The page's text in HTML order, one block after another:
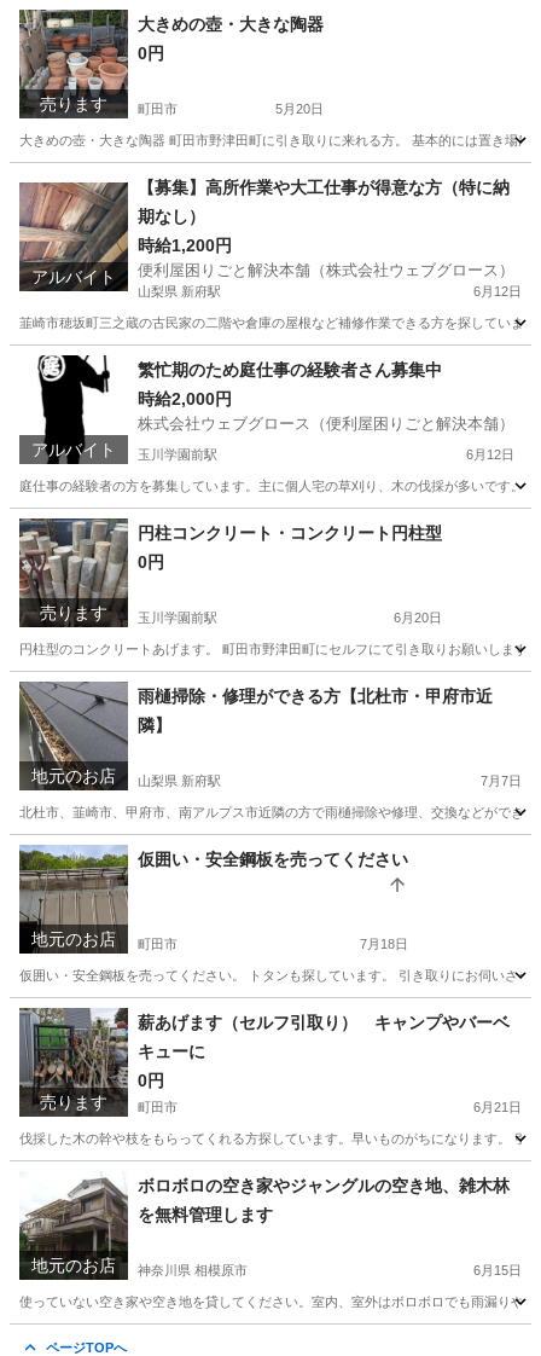
山梨 北杜市 その他 スポット
売ります
大きめの壺・大きな陶器
0円
町田市 5月20日
大きめの壺・大きな陶器 町田市野津田町に引き取りに来れる方。 基本的には置き場
その他 コンクリート
アルバイト
【募集】高所作業や大工仕事が得意な方（特に納
期なし）
時給1,200円
便利屋困りごと解決本舗（株式会社ウェブグロース）
山梨県 新府駅 6月12日
韮崎市穂坂町三之蔵の古民家の二階や倉庫の屋根など補修作業できる方を探していま
山梨 韮崎市 新府駅 その他 時給
アルバイト
繁忙期のため庭仕事の経験者さん募集中
時給2,000円
株式会社ウェブグロース（便利屋困りごと解決本舗）
玉川学園前駅 6月12日
庭仕事の経験者の方を募集しています。主に個人宅の草刈り、木の伐採が多いです。
東京 町田市 玉川学園前駅 その他 時給
売ります
円柱コンクリート・コンクリート円柱型
0円
玉川学園前駅 6月20日
円柱型のコンクリートあげます。 町田市野津田町にセルフにて引き取りお願いしま
東京 町田市 玉川学園前駅 その他
地元のお店
雨樋掃除・修理ができる方【北杜市・甲府市近
隣】
山梨県 新府駅 7月7日
北杜市、韮崎市、甲府市、南アルプス市近隣の方で雨樋掃除や修理、交換などができ
山梨 韮崎市 新府駅 便利屋 外壁塗装
地元のお店
仮囲い・安全鋼板を売ってください
町田市 7月18日
仮囲い・安全鋼板を売ってください。 トタンも探しています。 引き取りにお伺いさ
東京 町田市 便利屋 トタン
売ります
薪あげます（セルフ引取り） キャンプやバーベ
キューに
0円
町田市 6月21日
伐採した木の幹や枝をもらってくれる方探しています。早いものがちになります。
町田市 その他 バーベキュー
地元のお店
ボロボロの空き家やジャングルの空き地、雑木林
を無料管理します
神奈川県 相模原市 6月15日
使っていない空き家や空き地を貸してください。室内、室外はボロボロでも雨漏りや
ページTOPへ